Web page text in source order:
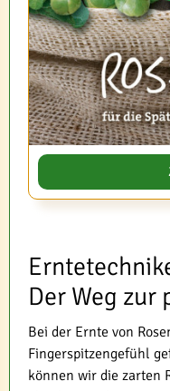
Der Weg zur
Bei der Ernte von
Fingerspitzengefühl
können wir die zarten